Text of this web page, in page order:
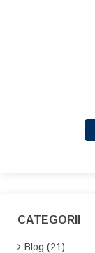
CATEGORII
Blog (21)